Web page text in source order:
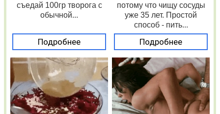
съедай 100гр творога с
обычной...
Подробнее
потому что чищу сосуды
уже 35 лет. Простой
способ - пить...
Подробнее